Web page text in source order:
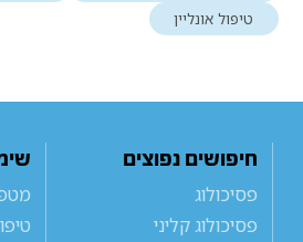
טיפול אונליין
חיפושים נפוצים
פסיכולוג
פסיכולוג קליני